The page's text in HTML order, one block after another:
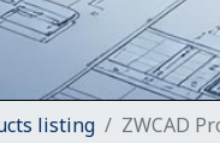
listing ZWCAD